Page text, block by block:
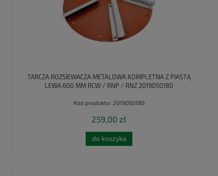
TARCZA ROZSIEWACZA METALOWA KOMPLETNA Z PIASTĄ
LEWA 600 MM RCW / RNP / RNZ 2019050180
Kod produktu: 2019050180
259,00 zł
do koszyka